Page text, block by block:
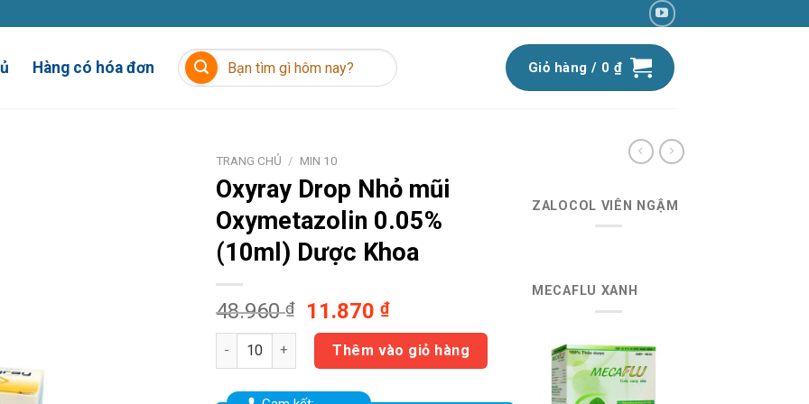
Hàng có hóa đơn
Tìm
kiếm:
Giỏ hàng / 0 ₫
TRANG CHỦ / MIN 10
Oxyray Drop Nhỏ mũi
Oxymetazolin 0.05%
(10ml) Dược Khoa
48.960₫
Giá
gốc
48.960 ₫.
11.870₫Giá
hiện
tại
là:
11.870 ₫.
Oxyray Drop Nhỏ mũi Oxymetazolin 0.05% (10ml) Dược Khoa số lượng
Thêm vào giỏ hàng
ZALOCOL VIÊN NGẬM
MECAFLU XANH